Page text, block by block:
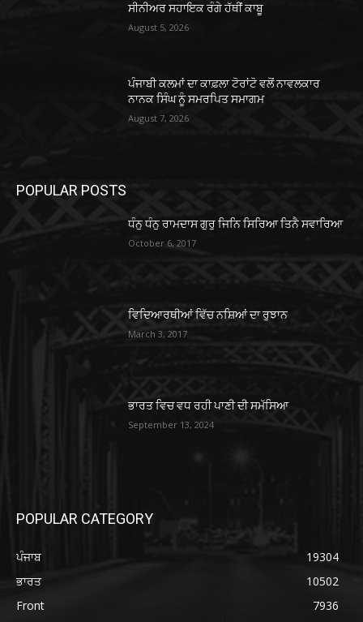
ਸੀਨੀਅਰ ਸਹਾਇਕ ਰੰਗੇ ਹੱਥੀਂ ਕਾਬੂ
August 5, 2026
ਪੰਜਾਬੀ ਕਲਮਾਂ ਦਾ ਕਾਫ਼ਲਾ ਟੋਰਾਂਟੋ ਵਲੋਂ ਨਾਵਲਕਾਰ
ਨਾਨਕ ਸਿੰਘ ਨੂੰ ਸਮਰਪਿਤ ਸਮਾਗਮ
August 7, 2026
POPULAR POSTS
ਧੰਨੁ ਧੰਨੁ ਰਾਮਦਾਸ ਗੁਰੁ ਜਿਨਿ ਸਿਰਿਆ ਤਿਨੈ ਸਵਾਰਿਆ
October 6, 2017
ਵਿਦਿਆਰਥੀਆਂ ਵਿੱਚ ਨਸ਼ਿਆਂ ਦਾ ਰੁਝਾਨ
March 3, 2017
ਭਾਰਤ ਵਿਚ ਵਧ ਰਹੀ ਪਾਣੀ ਦੀ ਸਮੱਸਿਆ
September 13, 2024
POPULAR CATEGORY
ਪੰਜਾਬ
19304
ਭਾਰਤ
10502
Front
7936